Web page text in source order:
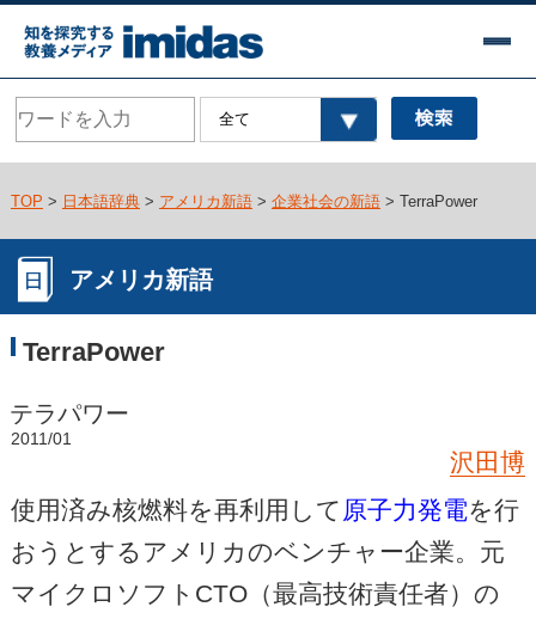
TOP > 日本語辞典> アメリカ新語> 企業社会の新語> TerraPower
アメリカ新語
TerraPower
テラパワー
2011/01
沢田博
使用済み核燃料を再利用して 原子力発電を行
おうとするアメリカのベンチャー企業。元
マイクロソフトCTO（最高技術責任者）の